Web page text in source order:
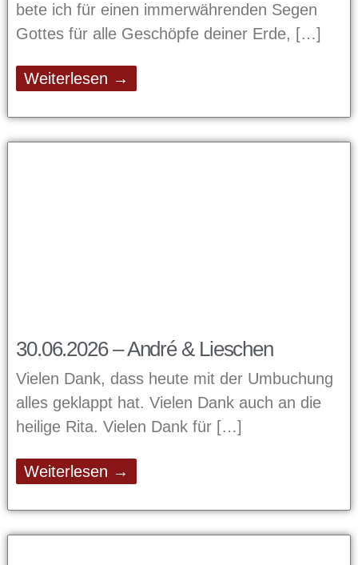
bete ich für einen immerwährenden Segen
Gottes für alle Geschöpfe deiner Erde,
Weiterlesen →
30.06.2026 – André & Lieschen
Vielen Dank, dass heute mit der Umbuchung
alles geklappt hat. Vielen Dank auch an die
heilige Rita. Vielen Dank für
Weiterlesen →